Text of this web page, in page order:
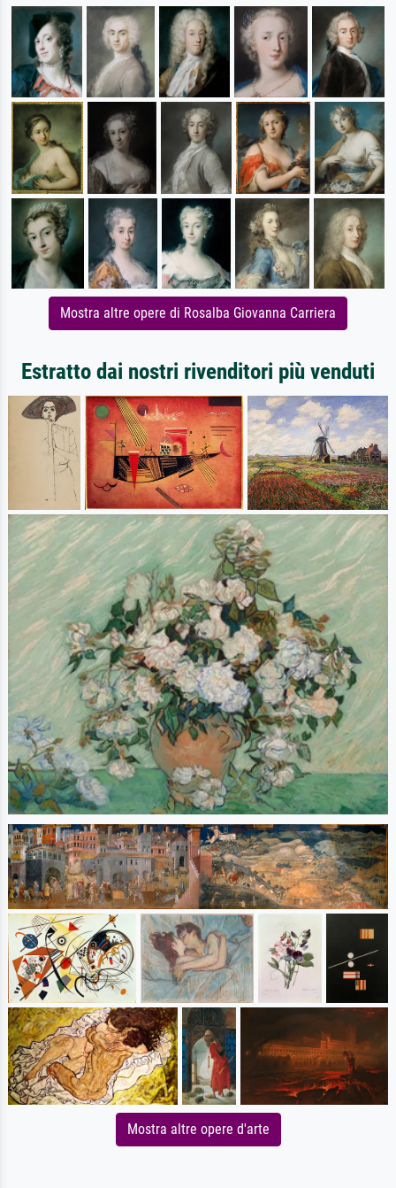
Mostra altre opere di Rosalba Giovanna Carriera
Estratto dai nostri rivenditori più venduti
Mostra altre opere d'arte